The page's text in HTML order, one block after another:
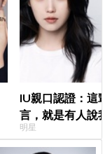
IU親口認證：這
言，就是有人說
明星